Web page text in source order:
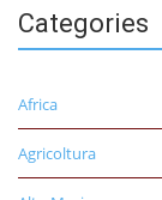
Categories
Africa
Agricoltura